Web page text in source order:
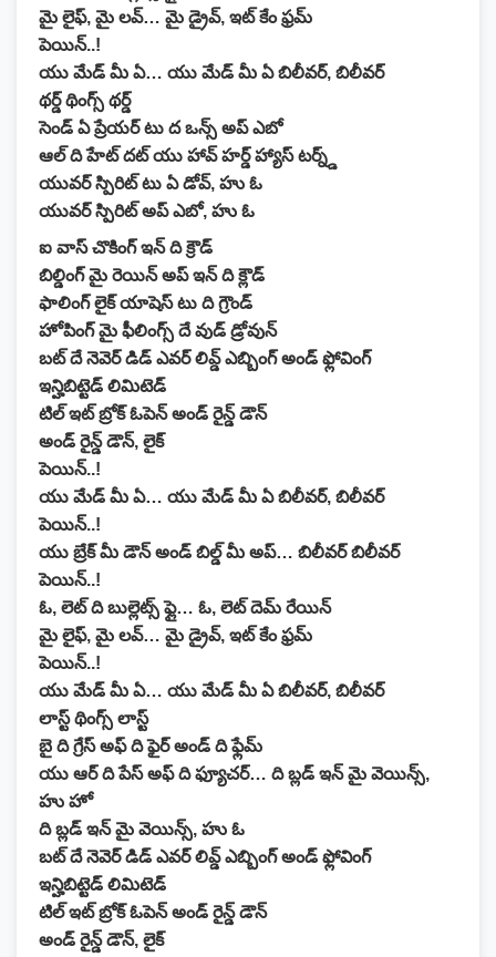
మై లైఫ్, మై లవ్… మై డ్రైవ్, ఇట్ కేం ఫ్రమ్
పెయిన్..!
యు మేడ్ మీ ఏ… యు మేడ్ మీ ఏ బిలీవర్, బిలీవర్
థర్డ్ థింగ్స్ థర్డ్
సెండ్ ఏ ప్రేయర్ టు ద ఒన్స్ అప్ ఎబో
ఆల్ ది హేట్ దట్ యు హావ్ హర్డ్ హ్యాస్ టర్న్డ్
యువర్ స్పిరిట్ టు ఏ డోవ్, హు ఓ
యువర్ స్పిరిట్ అప్ ఎబో, హు ఓ
ఐ వాస్ చొకింగ్ ఇన్ ది క్రౌడ్
బిల్డింగ్ మై రెయిన్ అప్ ఇన్ ది క్లౌడ్
ఫాలింగ్ లైక్ యాషెస్ టు ది గ్రౌండ్
హోపింగ్ మై ఫీలింగ్స్ దే వుడ్ డ్రోవున్
బట్ దే నెవెర్ డిడ్ ఎవర్ లివ్డ్ ఎబ్బింగ్ అండ్ ఫ్లోవింగ్
ఇన్హిబిట్టెడ్ లిమిటెడ్
టిల్ ఇట్ బ్రోక్ ఓపెన్ అండ్ రైన్డ్ డౌన్
అండ్ రైన్డ్ డౌన్, లైక్
పెయిన్..!
యు మేడ్ మీ ఏ… యు మేడ్ మీ ఏ బిలీవర్, బిలీవర్
పెయిన్..!
యు బ్రేక్ మీ డౌన్ అండ్ బిల్డ్ మీ అప్… బిలీవర్ బిలీవర్
పెయిన్..!
ఓ, లెట్ ది బుల్లెట్స్ ఫ్లై… ఓ, లెట్ దెమ్ రేయిన్
మై లైఫ్, మై లవ్… మై డ్రైవ్, ఇట్ కేం ఫ్రమ్
పెయిన్..!
యు మేడ్ మీ ఏ… యు మేడ్ మీ ఏ బిలీవర్, బిలీవర్
లాస్ట్ థింగ్స్ లాస్ట్
బై ది గ్రేస్ అఫ్ ది ఫైర్ అండ్ ది ఫ్లేమ్
యు ఆర్ ది పేస్ అఫ్ ది ఫ్యూచర్… ది బ్లడ్ ఇన్ మై వెయిన్స్,
హు హో
ది బ్లడ్ ఇన్ మై వెయిన్స్, హు ఓ
బట్ దే నెవెర్ డిడ్ ఎవర్ లివ్డ్ ఎబ్బింగ్ అండ్ ఫ్లోవింగ్
ఇన్హిబిట్టెడ్ లిమిటెడ్
టిల్ ఇట్ బ్రోక్ ఓపెన్ అండ్ రైన్డ్ డౌన్
అండ్ రైన్డ్ డౌన్, లైక్